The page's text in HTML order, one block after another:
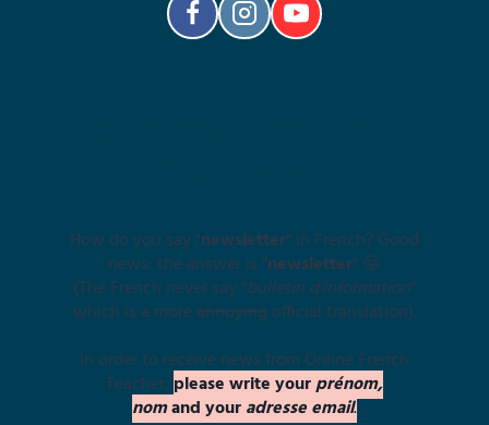
How do you say "newsletter" in French? Good
news: the answer is "newsletter" 😜
(The French never say "bulletin d’information"
which is a moreannoying official translation).
In order to receive news from Online French
Teacher, please write yourprénom,
nomand youradresse email.